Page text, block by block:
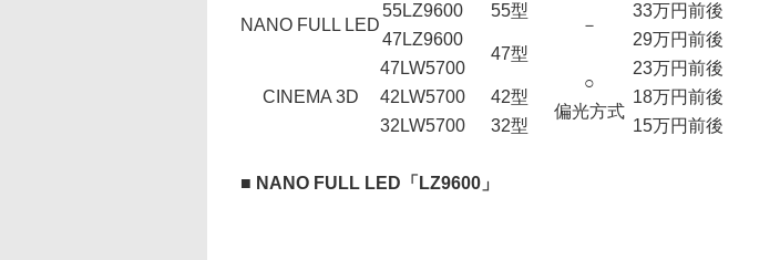
NANO FULL LED
55LZ9600 55型
－
33万円前後
47LZ9600
47型
29万円前後
CINEMA 3D
47LW5700
○
偏光方式
23万円前後
42LW5700
42型
18万円前後
32LW5700
32型 15万円前後
■ NANO FULL LED「LZ9600」